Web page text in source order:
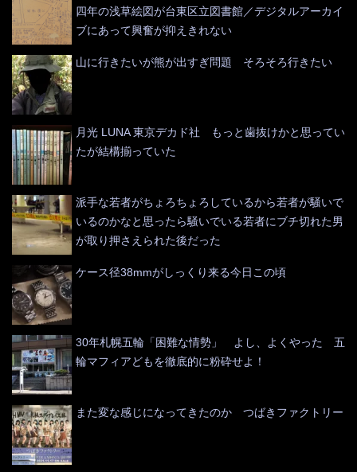
四年の浅草絵図が台東区立図書館／デジタルアーカイ
ブにあって興奮が抑えきれない
山に行きたいが熊が出すぎ問題 そろそろ行きたい
月光 LUNA 東京デカド社 もっと歯抜けかと思ってい
たが結構揃っていた
派手な若者がちょろちょろしているから若者が騒いで
いるのかなと思ったら騒いでいる若者にブチ切れた男
が取り押さえられた後だった
ケース径38mmがしっくり来る今日この頃
30年札幌五輪「困難な情勢」 よし、よくやった 五
輪マフィアどもを徹底的に粉砕せよ！
また変な感じになってきたのか つばきファクトリー